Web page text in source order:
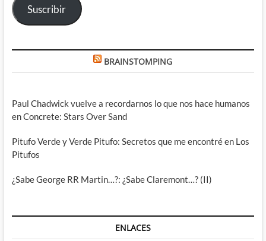
Suscribir
BRAINSTOMPING
Paul Chadwick vuelve a recordarnos lo que nos hace humanos
en Concrete: Stars Over Sand
Pitufo Verde y Verde Pitufo: Secretos que me encontré en Los
Pitufos
¿Sabe George RR Martin…?: ¿Sabe Claremont…? (II)
ENLACES